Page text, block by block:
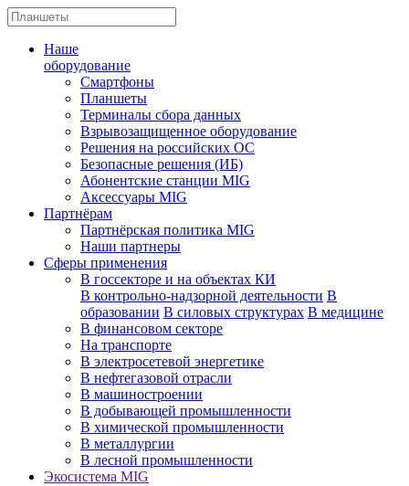
Наше
оборудование
Смартфоны
Планшеты
Терминалы сбора данных
Взрывозащищенное оборудование
Решения на российских ОС
Безопасные решения (ИБ)
Абонентские станции MIG
Аксессуары MIG
Партнёрам
Партнёрская политика MIG
Наши партнеры
Сферы применения
В госсекторе и на объектах КИ
В контрольно-надзорной деятельности В
образовании В силовых структурах В медицине
В финансовом секторе
На транспорте
В электросетевой энергетике
В нефтегазовой отрасли
В машиностроении
В добывающей промышленности
В химической промышленности
В металлургии
В лесной промышленности
Экосистема MIG